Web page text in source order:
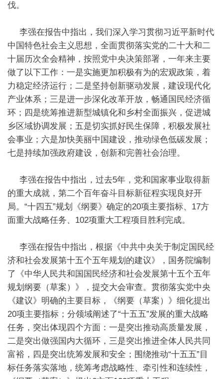
伐。
李强在报告中指出，我们深入学习贯彻习近平新时代
中国特色社会主义思想，全面贯彻落实党的二十大和二
十届历次全会精神，按照党中央决策部署，一年来主要
做了以下工作：一是实施更加积极有为的宏观政策，着
力稳定经济运行；二是坚持创新驱动发展，建设现代化
产业体系；三是进一步深化改革开放，畅通国民经济循
环；四是统筹推进新型城镇化和乡村全面振兴，促进城
乡区域协调发展；五是切实抓好民生保障，积极发展社
会事业；六是加快美丽中国建设，推动绿色低碳发展；
七是持续加强政府建设，创新和完善社会治理。
李强在报告中指出，过去5年，党和国家事业取得新
的重大成就，第二个百年奋斗目标新征程实现良好开
局。“十四五”规划《纲要》确定的20项主要指标、17方
面重大战略任务、102项重大工程项目胜利完成。
李强在报告中指出，根据《中共中央关于制定国民经
济和社会发展第十五个五年规划的建议》，国务院编制
了《中华人民共和国国民经济和社会发展第十五个五年
规划纲要（草案）》，提交大会审查。贯彻落实党中央
《建议》明确的主要目标，《纲要（草案）》细化提出
20项主要指标；分领域阐述了“十五五”发展的重大战略
任务，突出体现四个方面：一是突出推动高质量发展，
二是突出做强国内大循环，三是突出推进全体人民共同
富裕，四是突出统筹发展和安全；围绕推动“十五五”目
标任务落实落地，统筹考虑战略性、牵引性和连续性，